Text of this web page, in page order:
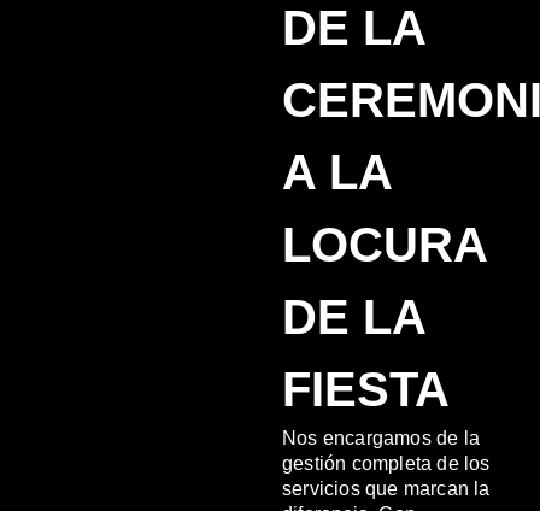
DE LA
A LA
LOCURA
DE LA
FIESTA
Nos encargamos de la
gestión completa de los
servicios que marcan la